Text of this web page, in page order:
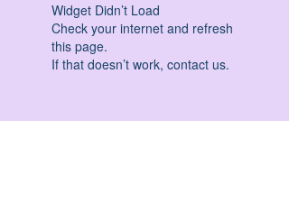
Widget Didn’t Load
Check your internet and refresh
this page.
If that doesn’t work, contact us.